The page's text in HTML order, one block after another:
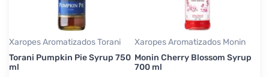
Xaropes Aromatizados Torani
Torani Pumpkin Pie Syrup 750
ml
Xaropes Aromatizados Monin
Monin Cherry Blossom Syrup
700 ml